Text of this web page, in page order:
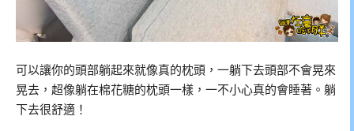
可以讓你的頭部躺起來就像真的枕頭，一躺下去頭部不會晃來
晃去，超像躺在棉花糖的枕頭一樣，一不小心真的會睡著。躺
下去很舒適！